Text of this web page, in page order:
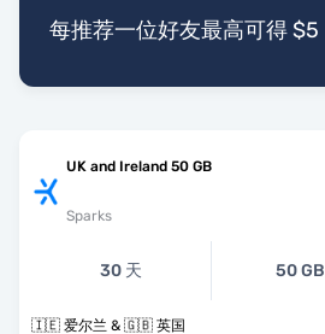
每推荐一位好友最高可得 $5
UK and Ireland 50 GB
Sparks
30 天 50 GB
🇮🇪 爱尔兰 & 🇬🇧 英国